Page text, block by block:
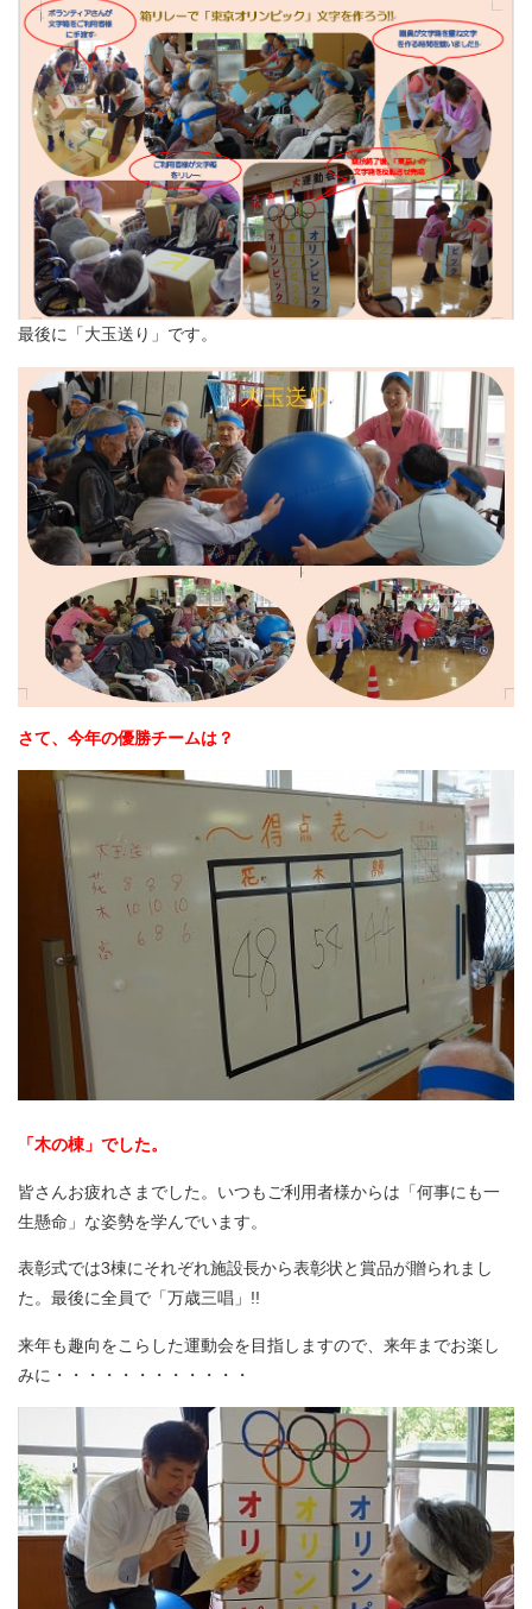
最後に「大玉送り」です。
さて、今年の優勝チームは？
「木の棟」でした。
皆さんお疲れさまでした。いつもご利用者様からは「何事にも一
生懸命」な姿勢を学んでいます。
表彰式では3棟にそれぞれ施設長から表彰状と賞品が贈られまし
た。最後に全員で「万歳三唱」!!
来年も趣向をこらした運動会を目指しますので、来年までお楽し
みに・・・・・・・・・・・・